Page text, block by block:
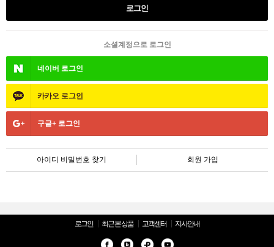
소셜계정으로 로그인
네이버 로그인
카카오 로그인
구글+ 로그인
아이디 비밀번호 찾기 회원 가입
로그인 최근 본 상품 고객센터 지사안내